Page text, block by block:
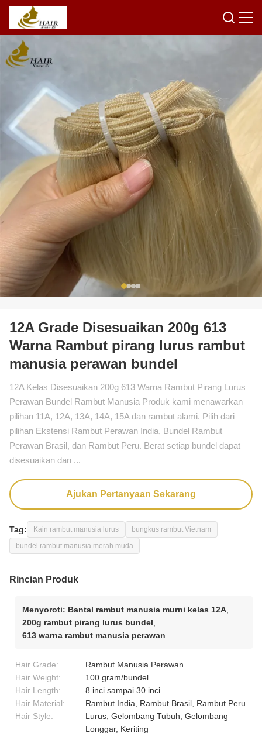
12A Grade Disesuaikan 200g 613
Warna Rambut pirang lurus rambut
manusia perawan bundel
12A Kelas Disesuaikan 200g 613 Warna Rambut Pirang Lurus
Perawan Bundel Rambut Manusia Produk kami menawarkan
pilihan 11A, 12A, 13A, 14A, 15A dan rambut alami. Pilih dari
pilihan Ekstensi Rambut Perawan India, Bundel Rambut
Perawan Brasil, dan Rambut Peru. Berat setiap bundel dapat
disesuaikan dan ...
Ajukan Pertanyaan Sekarang
Tag: Kain rambut manusia lurus
bungkus rambut Vietnam
bundel rambut manusia merah muda
Rincian Produk
Menyoroti: Bantal rambut manusia murni kelas 12A
200g rambut pirang lurus bundel
613 warna rambut manusia perawan
Hair Grade:
Rambut Manusia Perawan
Hair Weight:
100 gram/bundel
Hair Length:
8 inci sampai 30 inci
Hair Material:
Rambut India, Rambut Brasil, Rambut Peru
Hair Style:
Lurus, Gelombang Tubuh, Gelombang
Longgar, Keriting